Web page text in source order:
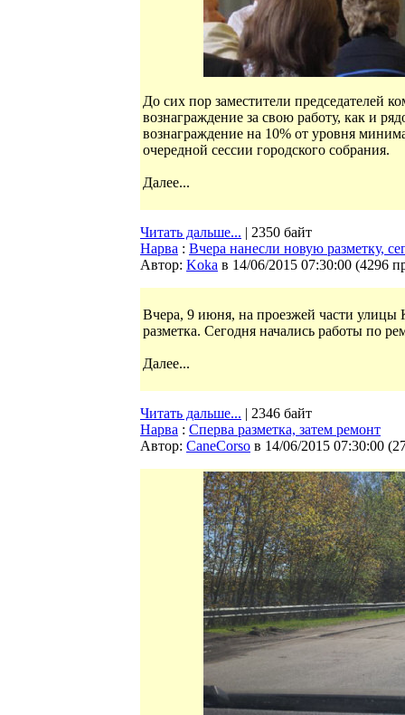
До сих пор заместители председателей
вознаграждение за свою работу, как и
вознаграждение на 10% от уровня
очередной сессии городского собрания.
Далее...
Читать дальше... | 2350 байт
Нарва : Вчера нанесли новую разметку,
Автор: Koka в 14/06/2015 07:30:00 (4296
Вчера, 9 июня, на проезжей части улицы
разметка. Сегодня начались работы по
Далее...
Читать дальше... | 2346 байт
Нарва : Сперва разметка, затем ремонт
Автор: CaneCorso в 14/06/2015 07:30:00 (